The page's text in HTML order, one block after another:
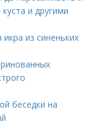
и другими
из синеньких
беседки на